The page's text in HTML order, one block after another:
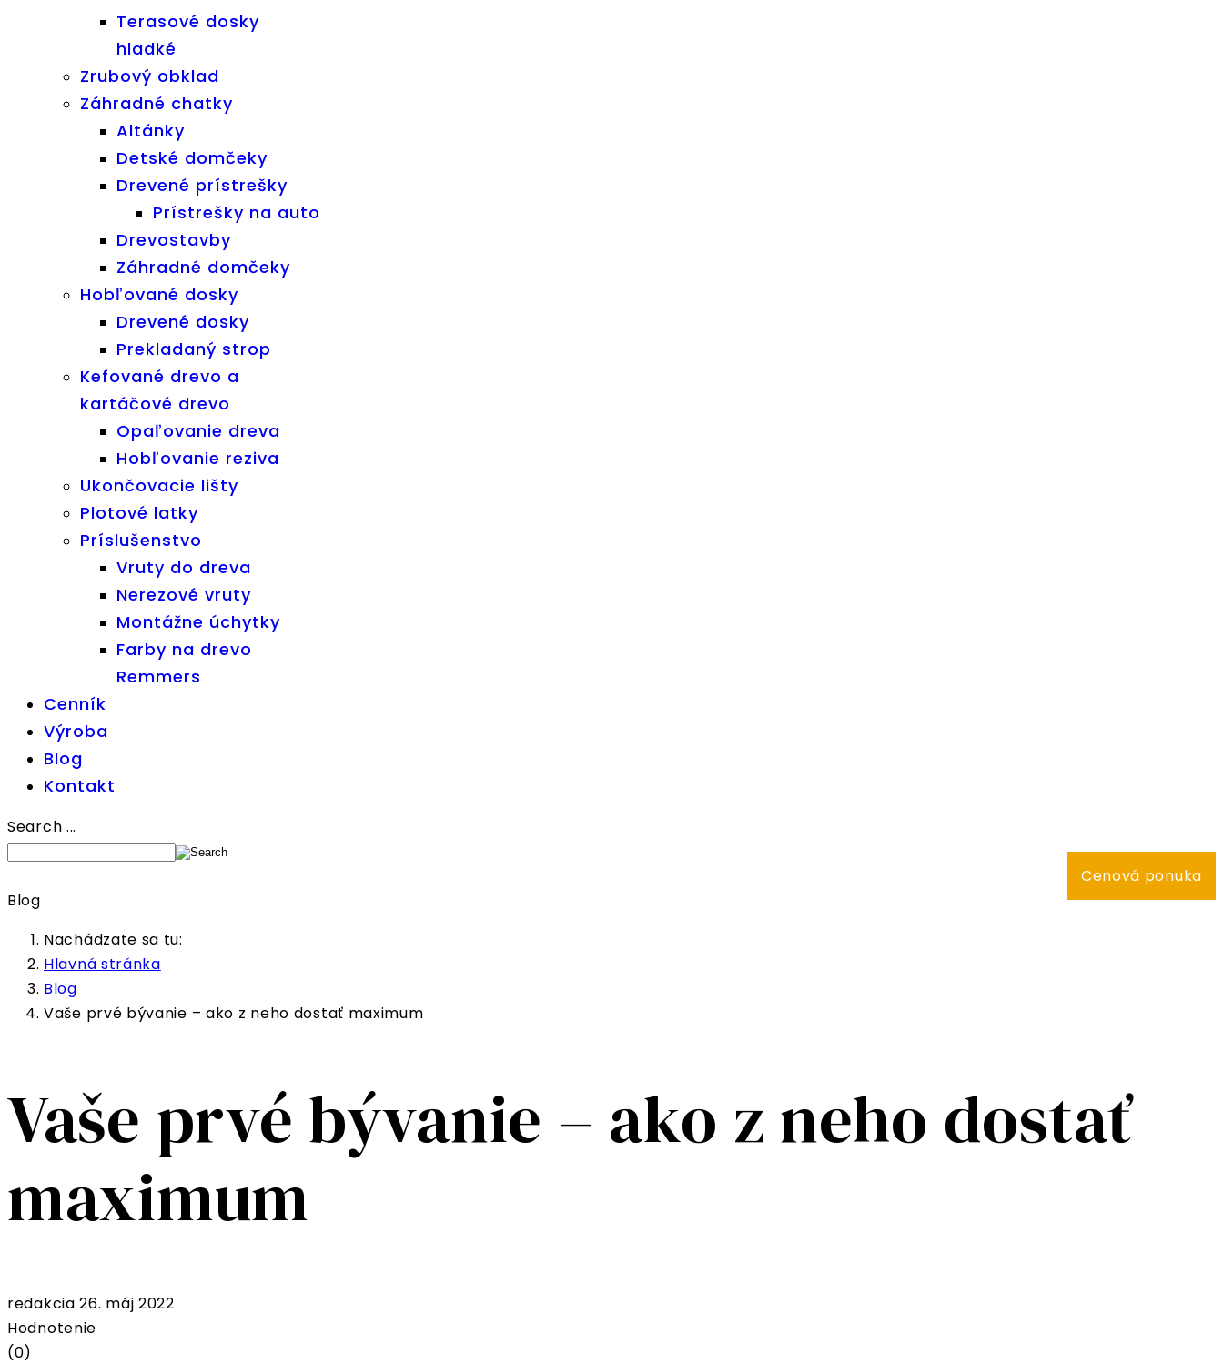
Terasové dosky
hladké
Zrubový obklad
Záhradné chatky
Altánky
Detské domčeky
Drevené prístrešky
Prístrešky na auto
Drevostavby
Záhradné domčeky
Hobľované dosky
Drevené dosky
Prekladaný strop
Kefované drevo a
kartáčové drevo
Opaľovanie dreva
Hobľovanie reziva
Ukončovacie lišty
Plotové latky
Príslušenstvo
Vruty do dreva
Nerezové vruty
Montážne úchytky
Farby na drevo
Remmers
Cenník
Výroba
Blog
Kontakt
Search ...
Cenová ponuka
Blog
Nachádzate sa tu:
Hlavná stránka
Blog
Vaše prvé bývanie – ako z neho dostať maximum
Vaše prvé bývanie – ako z neho dostať
maximum
redakcia 26. máj 2022
Hodnotenie
(0)